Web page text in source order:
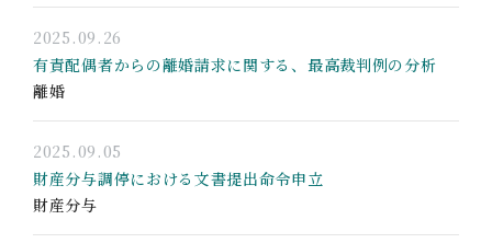
2025.09.26
有責配偶者からの離婚請求に関する、最高裁判例の分析
離婚
2025.09.05
財産分与調停における文書提出命令申立
財産分与